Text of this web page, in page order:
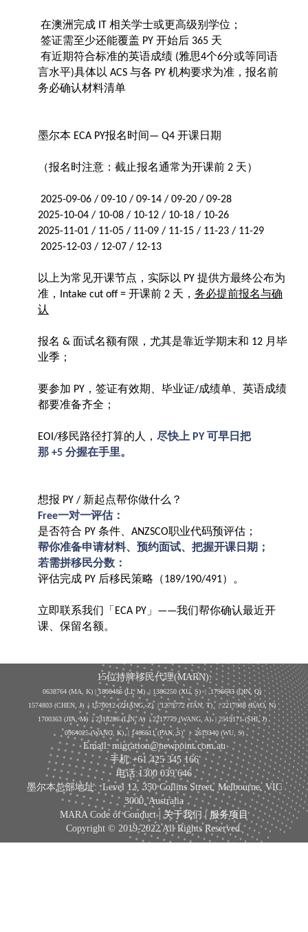
在澳洲完成 IT 相关学士或更高级别学位；
签证需至少还能覆盖 PY 开始后 365 天
有近期符合标准的英语成绩 (雅思4个6分或等同语
言水平)具体以 ACS 与各 PY 机构要求为准，报名前
务必确认材料清单
墨尔本 ECA PY报名时间— Q4 开课日期
（报名时注意：截止报名通常为开课前 2 天）
2025-09-06 / 09-10 / 09-14 / 09-20 / 09-28
2025-10-04 / 10-08 / 10-12 / 10-18 / 10-26
2025-11-01 / 11-05 / 11-09 / 11-15 / 11-23 / 11-29
2025-12-03 / 12-07 / 12-13
以上为常见开课节点，实际以 PY 提供方最终公布为
准，
Intake cut off = 开课前 2 天， 务必提前报名与确
认
报名 & 面试名额有限，尤其是靠近学期末和 12 月毕
业季；
要参加 PY ，签证有效期、毕业证/成绩单、英语成绩
都要准备齐全；
EOI/移民路径打算的人， 尽快上 PY 可早日把
那 +5 分握在手里。
想报 PY / 新起点帮你做什么？
Free一对一评估：
是否符合 PY 条件、 ANZSCO职业代码预评估；
帮你准备申请材料、预约面试、把握开课日期；
若需拼移民分数：
评估完成 PY 后移民策略（189/190/491）。
立即联系我们「 ECA PY 」 ——我们帮你确认最近开
课、保留名额。
15位持牌移民代理(MARN):
0638764 (MA, K) |1808486 (LI, M) | 1386250 (XU, S)| 1796643 (QIN, Q)
1574803 (CHEN, J) | 1570012 (ZHANG, Z) | 1279772 (TAN, T) | 2217988 (BAO, N)
1700363 (JIA, M) | 2318286 (LIN, A) | 2217779 (WANG, A) | 2519171 (SHI, J)
0964025 (WANG, K) | 1466611 (PAN, S)| 2619340 (WU, S)
Email: migration@newpoint.com.au
手机:+61 425 345 166
电话:1300 039 646
墨尔本总部地址: :Level 12, 350 Collins Street, Melbourne, VIC
3000, Australia
MARA Code of Conduct |关于我们 | 服务项目
Copyright © 2019-2022 All Rights Reserved.